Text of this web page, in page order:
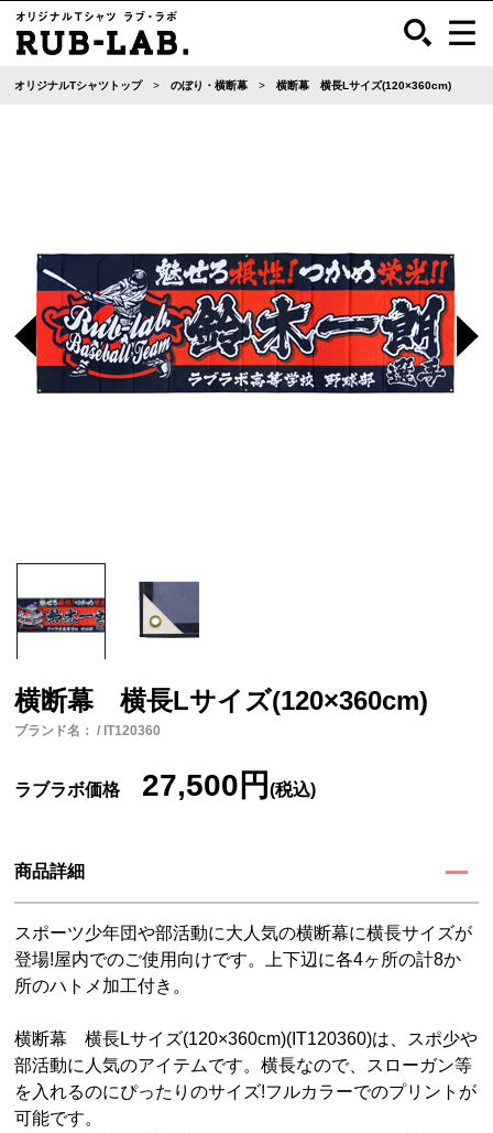
オリジナルTシャツトップ のぼり・横断幕 横断幕 横長Lサイズ(120×360cm)
横断幕 横長Lサイズ(120×360cm)
ブランド名： / IT120360
ラブラボ価格 27,500円(税込)
商品詳細
スポーツ少年団や部活動に大人気の横断幕に横長サイズが
登場!屋内でのご使用向けです。上下辺に各4ヶ所の計8か
所のハトメ加工付き。
横断幕 横長Lサイズ(120×360cm)(IT120360)は、スポ少や
部活動に人気のアイテムです。横長なので、スローガン等
を入れるのにぴったりのサイズ!フルカラーでのプリントが
可能です。